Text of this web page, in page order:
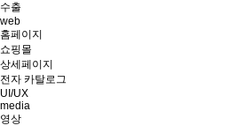
수출
web
홈페이지
쇼핑몰
상세페이지
전자 카탈로그
UI/UX
media
영상